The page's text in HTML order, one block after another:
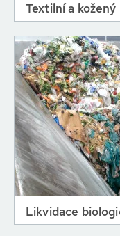
Textilní a
Likvidace